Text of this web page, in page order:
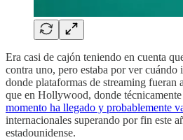
Era casi de cajón teniendo en cuenta
contra uno, pero estaba por ver cuándo
donde plataformas de streaming fueran
que en Hollywood, donde técnicamente
momento ha llegado y probablemente
internacionales superando por fin este
estadounidense.